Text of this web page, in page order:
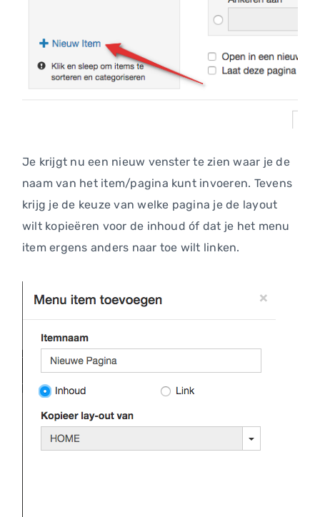
Je krijgt nu een nieuw venster te zien waar je de
naam van het item/pagina kunt invoeren. Tevens
krijg je de keuze van welke pagina je de layout
wilt kopieëren voor de inhoud óf dat je het menu
item ergens anders naar toe wilt linken.